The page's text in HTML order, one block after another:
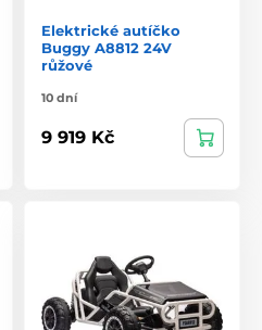
Elektrické autíčko
Buggy A8812 24V
růžové
10 dní
9 919 Kč